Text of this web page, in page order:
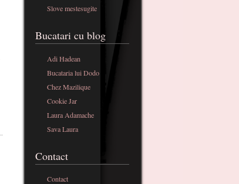
Slove mestesugite
Bucatari cu blog
Adi Hadean
Bucataria lui Dodo
Chez Mazilique
Cookie Jar
Laura Adamache
Sava Laura
Contact
Contact